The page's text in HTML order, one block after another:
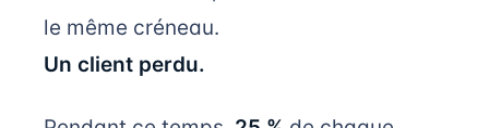
le même créneau.
Un client perdu.